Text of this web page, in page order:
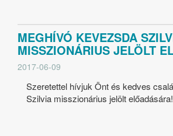
MEGHÍVÓ KEVEZSDA
MISSZIONÁRIUS JELÖLT
2017-06-09
Szeretettel hívjuk Önt és kedves
Szilvia misszionárius jelölt előadására!